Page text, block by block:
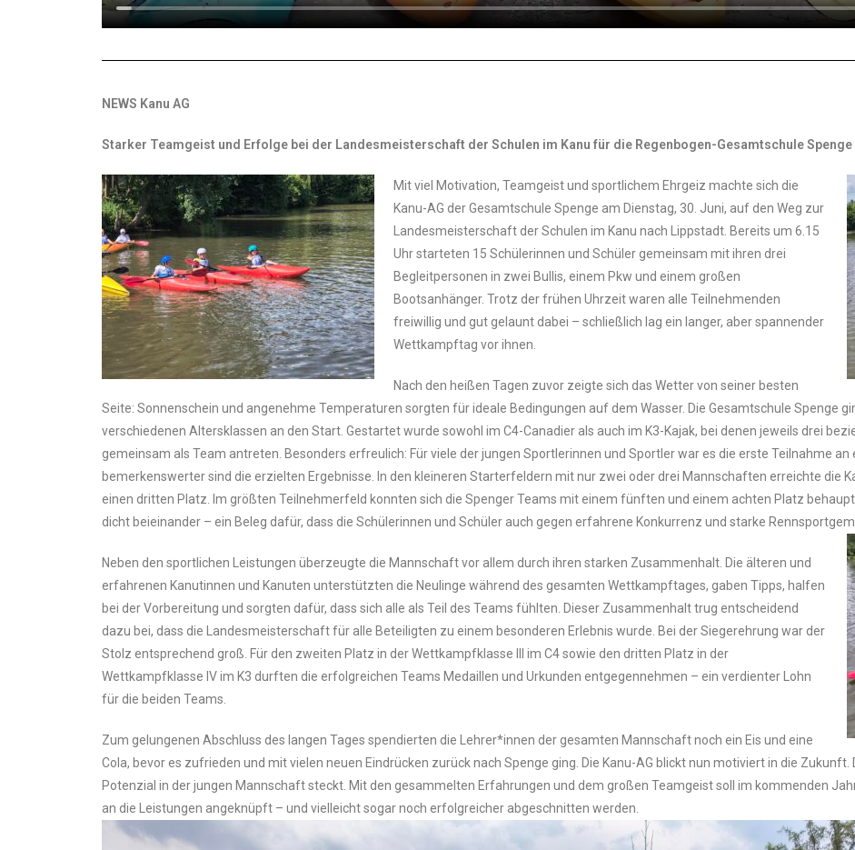
NEWS Kanu AG
Starker Teamgeist und Erfolge bei der Landesmeisterschaft der Schulen im Kanu für die Regenbogen-Gesamtschule Spenge
Mit viel Motivation, Teamgeist und sportlichem Ehrgeiz machte sich die
Kanu-AG der Gesamtschule Spenge am Dienstag, 30. Juni, auf den Weg zur
Landesmeisterschaft der Schulen im Kanu nach Lippstadt. Bereits um 6.15
Uhr starteten 15 Schülerinnen und Schüler gemeinsam mit ihren drei
Begleitpersonen in zwei Bullis, einem Pkw und einem großen
Bootsanhänger. Trotz der frühen Uhrzeit waren alle Teilnehmenden
freiwillig und gut gelaunt dabei – schließlich lag ein langer, aber spannender
Wettkampftag vor ihnen.
Nach den heißen Tagen zuvor zeigte sich das Wetter von seiner besten
Seite: Sonnenschein und angenehme Temperaturen sorgten für ideale Bedingungen auf dem Wasser. Die Gesamtschule Spenge
verschiedenen Altersklassen an den Start. Gestartet wurde sowohl im C4-Canadier als auch im K3-Kajak, bei denen jeweils drei
gemeinsam als Team antreten. Besonders erfreulich: Für viele der jungen Sportlerinnen und Sportler war es die erste Teilnahme
bemerkenswerter sind die erzielten Ergebnisse. In den kleineren Starterfeldern mit nur zwei oder drei Mannschaften erreichte die
einen dritten Platz. Im größten Teilnehmerfeld konnten sich die Spenger Teams mit einem fünften und einem achten Platz
dicht beieinander – ein Beleg dafür, dass die Schülerinnen und Schüler auch gegen erfahrene Konkurrenz und starke
Neben den sportlichen Leistungen überzeugte die Mannschaft vor allem durch ihren starken Zusammenhalt. Die älteren und
erfahrenen Kanutinnen und Kanuten unterstützten die Neulinge während des gesamten Wettkampftages, gaben Tipps, halfen
bei der Vorbereitung und sorgten dafür, dass sich alle als Teil des Teams fühlten. Dieser Zusammenhalt trug entscheidend
dazu bei, dass die Landesmeisterschaft für alle Beteiligten zu einem besonderen Erlebnis wurde. Bei der Siegerehrung war der
Stolz entsprechend groß. Für den zweiten Platz in der Wettkampfklasse III im C4 sowie den dritten Platz in der
Wettkampfklasse IV im K3 durften die erfolgreichen Teams Medaillen und Urkunden entgegennehmen – ein verdienter Lohn
für die beiden Teams.
Zum gelungenen Abschluss des langen Tages spendierten die Lehrer*innen der gesamten Mannschaft noch ein Eis und eine
Cola, bevor es zufrieden und mit vielen neuen Eindrücken zurück nach Spenge ging. Die Kanu-AG blickt nun motiviert in die
Potenzial in der jungen Mannschaft steckt. Mit den gesammelten Erfahrungen und dem großen Teamgeist soll im kommenden
an die Leistungen angeknüpft – und vielleicht sogar noch erfolgreicher abgeschnitten werden.